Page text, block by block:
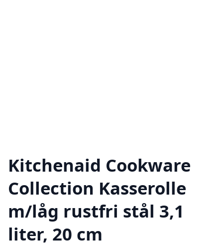
Kitchenaid Cookware
Collection Kasserolle
m/låg rustfri stål 3,1
liter, 20 cm